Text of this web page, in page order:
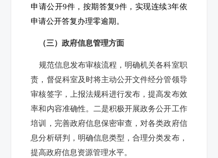
申请公开9件，按期答复9件，实现连续3年依
申请公开答复办理零逾期。
（三）政府信息管理方面
规范信息发布审核流程，明确机关各科室职
责，督促科室及时将主动公开文件经分管领导
审核签字，上报法规科进行发布，提高发布效
率和内容准确性。二是积极开展政务公开工作
培训，完善政府信息保密审查，对各类政府信
息分析研判，明确信息类型，合理分类发布，
提高政府信息资源管理水平。